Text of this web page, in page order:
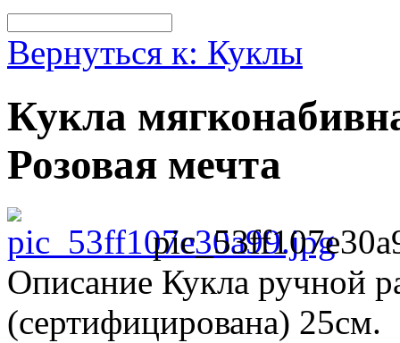
Вернуться к: Куклы
Кукла
Розовая мечта
Описание Кукла ручной
(сертифицирована) 25см.